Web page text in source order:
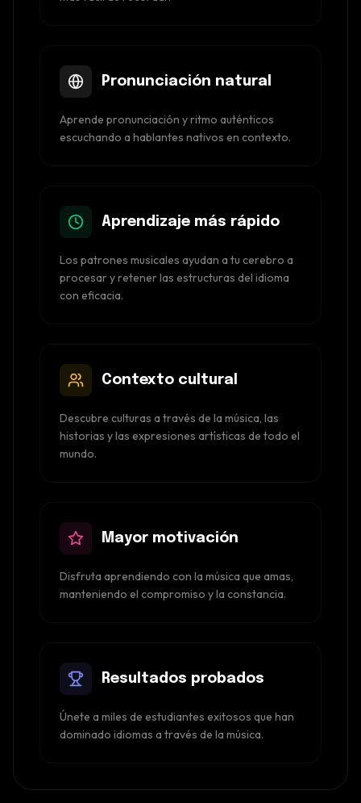
Pronunciación natural
Aprende pronunciación y ritmo auténticos
escuchando a hablantes nativos en contexto.
Aprendizaje más rápido
Los patrones musicales ayudan a tu cerebro a
procesar y retener las estructuras del idioma
con eficacia.
Contexto cultural
Descubre culturas a través de la música, las
historias y las expresiones artísticas de todo el
mundo.
Mayor motivación
Disfruta aprendiendo con la música que amas,
manteniendo el compromiso y la constancia.
Resultados probados
Únete a miles de estudiantes exitosos que han
dominado idiomas a través de la música.